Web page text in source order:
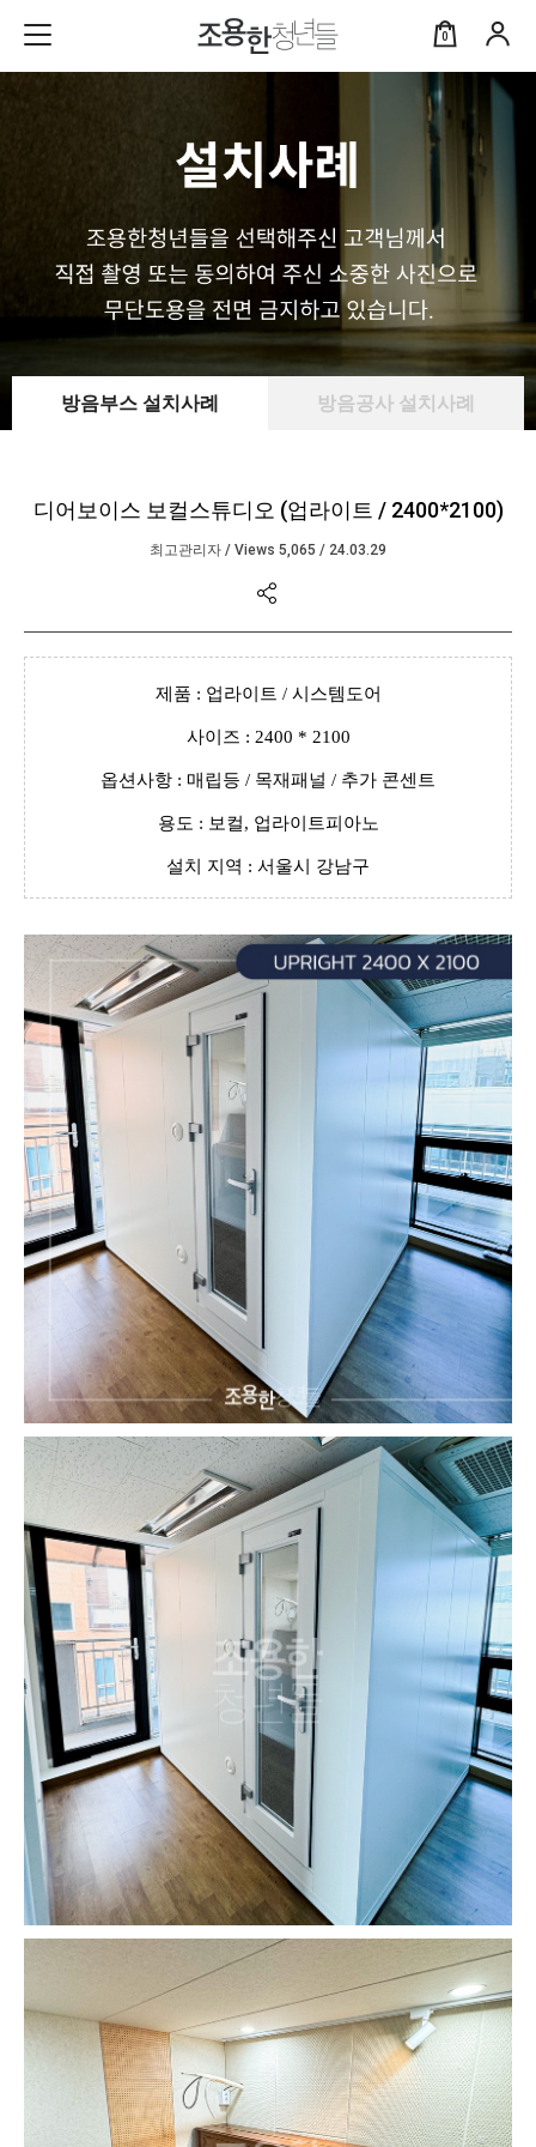
0
방음부스 설치사례 방음공사 설치사례
디어보이스 보컬스튜디오 (업라이트 / 2400*2100)
최고관리자 / Views 5,065 / 24.03.29
본문
제품 : 업라이트 / 시스템도어
사이즈 : 2400 * 2100
옵션사항 : 매립등 / 목재패널 / 추가 콘센트
용도 : 보컬, 업라이트피아노
설치 지역 : 서울시 강남구